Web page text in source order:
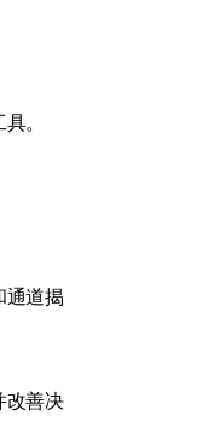
。
通道揭
改善决